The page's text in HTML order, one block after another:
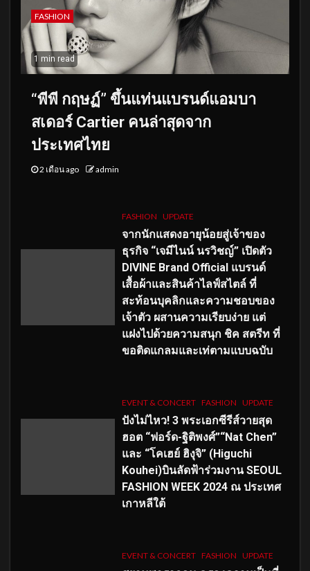
FASHION
1 min read
“พีพี กฤษฏ์” ขึ้นแท่นแบรนด์แอมบา
สเดอร์ Cartier คนล่าสุดจาก
ประเทศไทย
2 เดือน ago admin
FASHION UPDATE
จากนักแสดงอายุน้อยสู่เจ้าของ
ธุรกิจ “เจมีไนน์ นรวิชญ์” เปิดตัว
DIVINE Brand Official แบรนด์
เสื้อผ้าและสินค้าไลฟ์สไตล์ ที่
สะท้อนบุคลิกและความชอบของ
เจ้าตัว ผสานความเรียบง่าย แต่
แฝงไปด้วยความสนุก ชิค สตรีท ที่
ขอติดแกลมและเท่ตามแบบฉบับ
EVENT & CONCERT FASHION UPDATE
ปังไม่ไหว! 3 พระเอกซีรีส์วายสุด
ฮอต “ฟอร์ด-ฐิติพงศ์”“Nat Chen”
และ “โคเฮย์ ฮิงุจิ” (Higuchi
Kouhei)บินลัดฟ้าร่วมงาน SEOUL
FASHION WEEK 2024 ณ ประเทศ
เกาหลีใต้
EVENT & CONCERT FASHION UPDATE